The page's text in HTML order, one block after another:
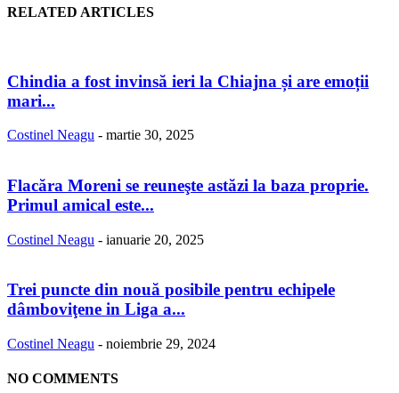
RELATED ARTICLES
Chindia a fost invinsă ieri la Chiajna și are emoții
mari...
Costinel Neagu - martie 30, 2025
Flacăra Moreni se reuneşte astăzi la baza proprie.
Primul amical este...
Costinel Neagu - ianuarie 20, 2025
Trei puncte din nouă posibile pentru echipele
dâmboviţene in Liga a...
Costinel Neagu - noiembrie 29, 2024
NO COMMENTS